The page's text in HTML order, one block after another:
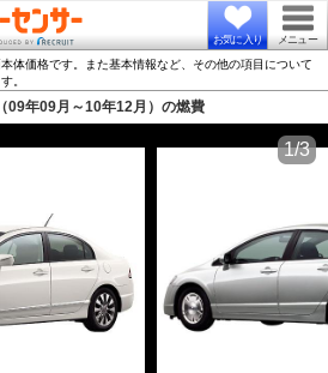
お気に入り メニュー
体価格です。また基本情報など、その他の項目について
。
09年09月～10年12月）の燃費
1/3